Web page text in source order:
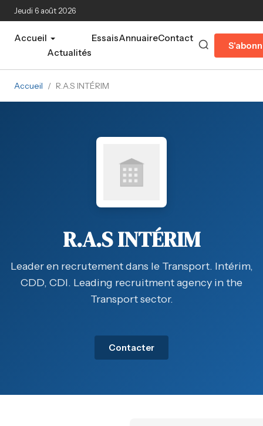
Aller au contenu principal
Jeudi 6 août 2026
Accueil
Actualités
EssaisAnnuaireContact
Accueil / R.A.S INTÉRIM
R.A.S INTÉRIM
Leader en recrutement dans le Transport. Intérim,
CDD, CDI. Leading recruitment agency in the
Transport sector.
Contacter